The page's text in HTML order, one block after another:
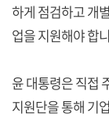
하게 점검하고 개
업을 지원해야 합
윤 대통령은 직접
지원단을 통해 기